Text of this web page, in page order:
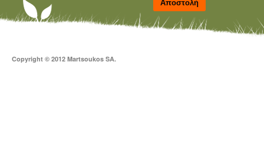
Αποστολή
Copyright © 2012 Martsoukos SA.